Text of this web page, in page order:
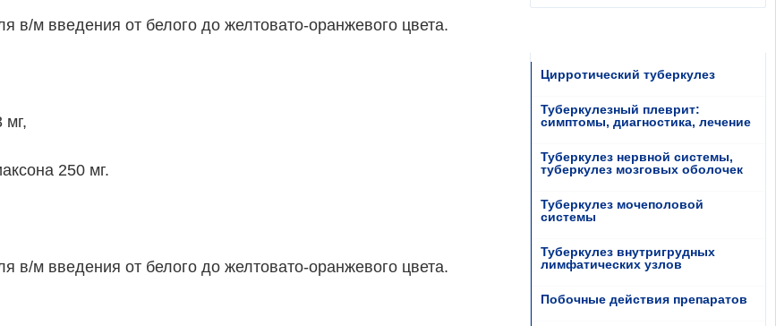
в/м введения от белого до желтовато-оранжевого цвета.
мг,
250 мг.
в/м введения от белого до желтовато-оранжевого цвета.
Цирротический туберкулез
Туберкулезный плеврит:
симптомы, диагностика, лечение
Туберкулез нервной системы,
туберкулез мозговых оболочек
Туберкулез мочеполовой
системы
Туберкулез внутригрудных
лимфатических узлов
Побочные действия препаратов